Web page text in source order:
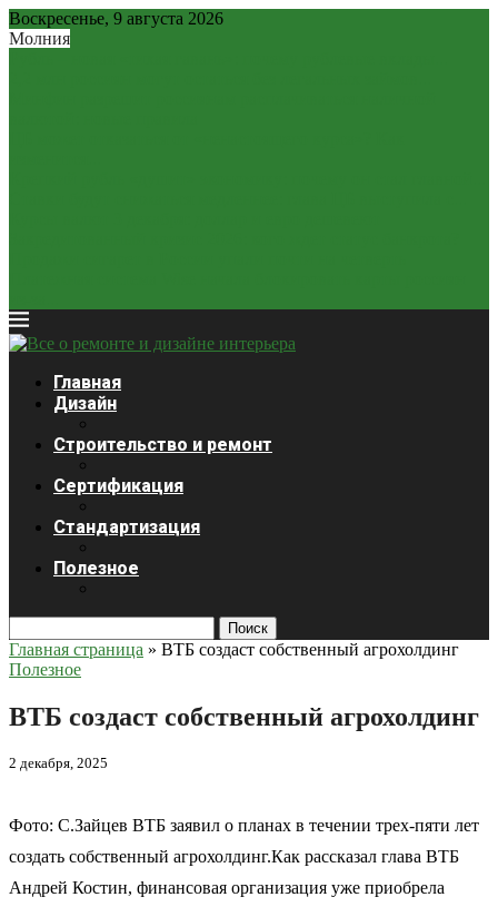
Воскресенье, 9 августа 2026
Молния
Главная
Дизайн
Строительство и ремонт
Сертификация
Стандартизация
Полезное
Поиск
Главная страница » ВТБ создаст собственный агрохолдинг
Полезное
ВТБ создаст собственный агрохолдинг
2 декабря, 2025
Фото: С.Зайцев ВТБ заявил о планах в течении трех-пяти лет
создать собственный агрохолдинг.Как рассказал глава ВТБ
Андрей Костин, финансовая организация уже приобрела